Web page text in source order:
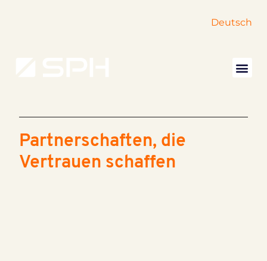
Deutsch
Partnerschaften, die
Vertrauen schaffen